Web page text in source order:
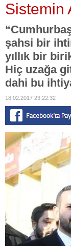
Sistemin
şahsi bir
yıllık bir
Hiç uzağa
dahi bu
18.02.2017 23:22:32